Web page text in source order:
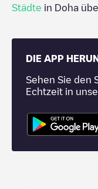
Städte in Doha
DIE APP
Sehen Sie den
Echtzeit in